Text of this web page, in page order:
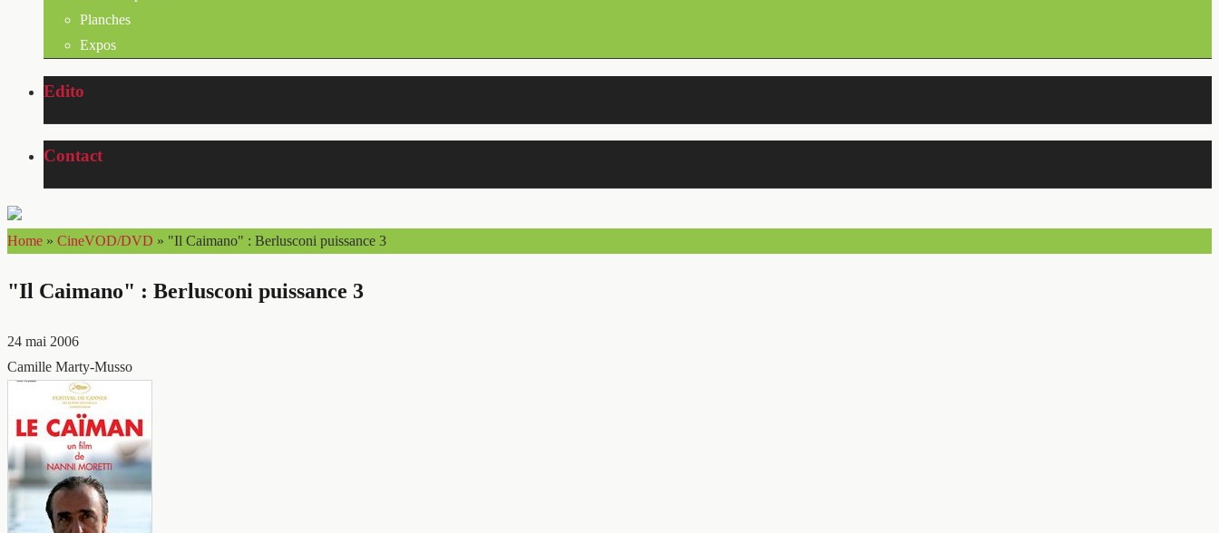
Planches
Expos
Edito
Contact
Home » CineVOD/DVD » "Il Caimano" : Berlusconi puissance 3
"Il Caimano" : Berlusconi puissance 3
24 mai 2006
Camille Marty-Musso